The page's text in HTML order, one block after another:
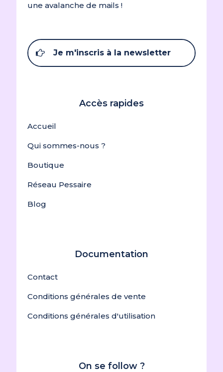
une avalanche de mails !
Je m'inscris à la newsletter
Accès rapides
Accueil
Qui sommes-nous ?
Boutique
Réseau Pessaire
Blog
Documentation
Contact
Conditions générales de vente
Conditions générales d'utilisation
On se follow ?